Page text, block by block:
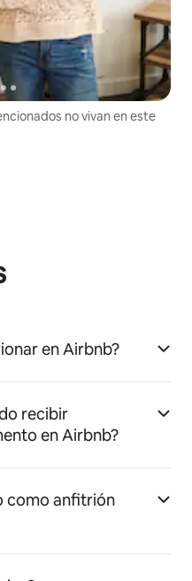
no vivan en este
en Airbnb?
recibir
en Airbnb?
como anfitrión